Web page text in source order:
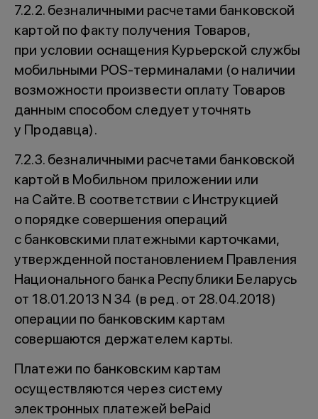
7.2.2. безналичными расчетами банковской
картой по факту получения Товаров,
при условии оснащения Курьерской службы
мобильными POS-терминалами (о наличии
возможности произвести оплату Товаров
данным способом следует уточнять
у Продавца).
7.2.3. безналичными расчетами банковской
картой в Мобильном приложении или
на Сайте. В соответствии с Инструкцией
о порядке совершения операций
с банковскими платежными карточками,
утвержденной постановлением Правления
Национального банка Республики Беларусь
от 18.01.2013 N 34 (в ред. от 28.04.2018)
операции по банковским картам
совершаются держателем карты.
Платежи по банковским картам
осуществляются через систему
электронных платежей bePaid